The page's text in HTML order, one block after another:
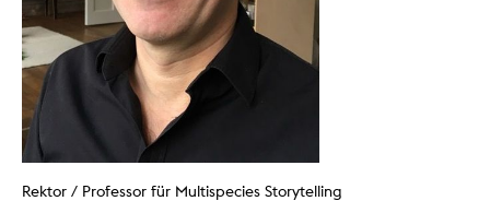
Rektor / Professor für Multispecies Storytelling